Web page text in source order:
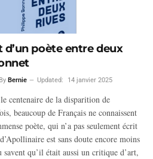
d’un poète entre deux
By Bernie Updated: 14 janvier 2025
centenaire de la disparition de
beaucoup de Français ne connaissent
poète, qui n’a pas seulement écrit
est sans doute encore moins
savent qu’il était aussi un critique d’art,